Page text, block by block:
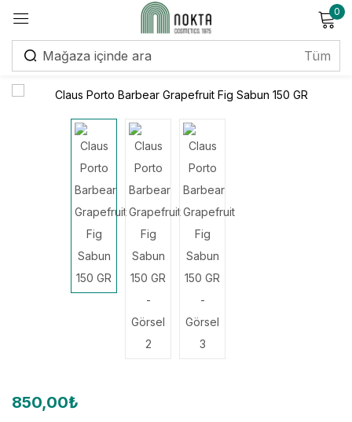
0
850,00₺
Giriş yap
Beni hatırla Şifremi unuttum?
Giriş yap
Hesap oluştur